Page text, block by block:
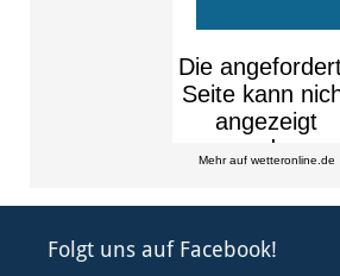
Mehr auf wetteronline.de
Folgt uns auf Facebook!